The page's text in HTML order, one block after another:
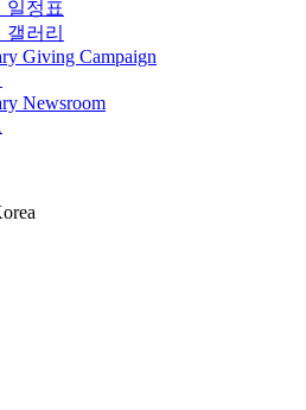
일정표
갤러리
Giving Campaign
Newsroom